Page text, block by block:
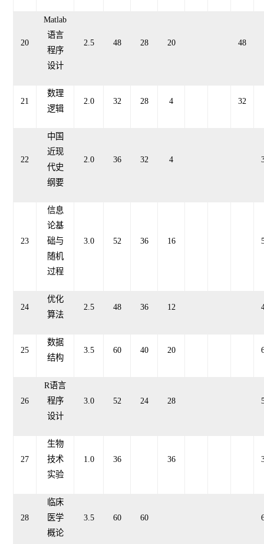
20
Matlab
语言
程序
设计
2.5 48 28 20 48
21
数理
逻辑
2.0 32 28 4 32
22
中国
近现
代史
纲要
2.0 36 32 4
23
信息
论基
础与
随机
过程
3.0 52 36 16
24
优化
算法
2.5 48 36 12
25
数据
结构
3. 5 60 40 20
26
R语言
程序
设计
3.0 52 24 28
27
生物
技术
实验
1.0 36 36
28
临床
医学
概论
3. 5 60 60